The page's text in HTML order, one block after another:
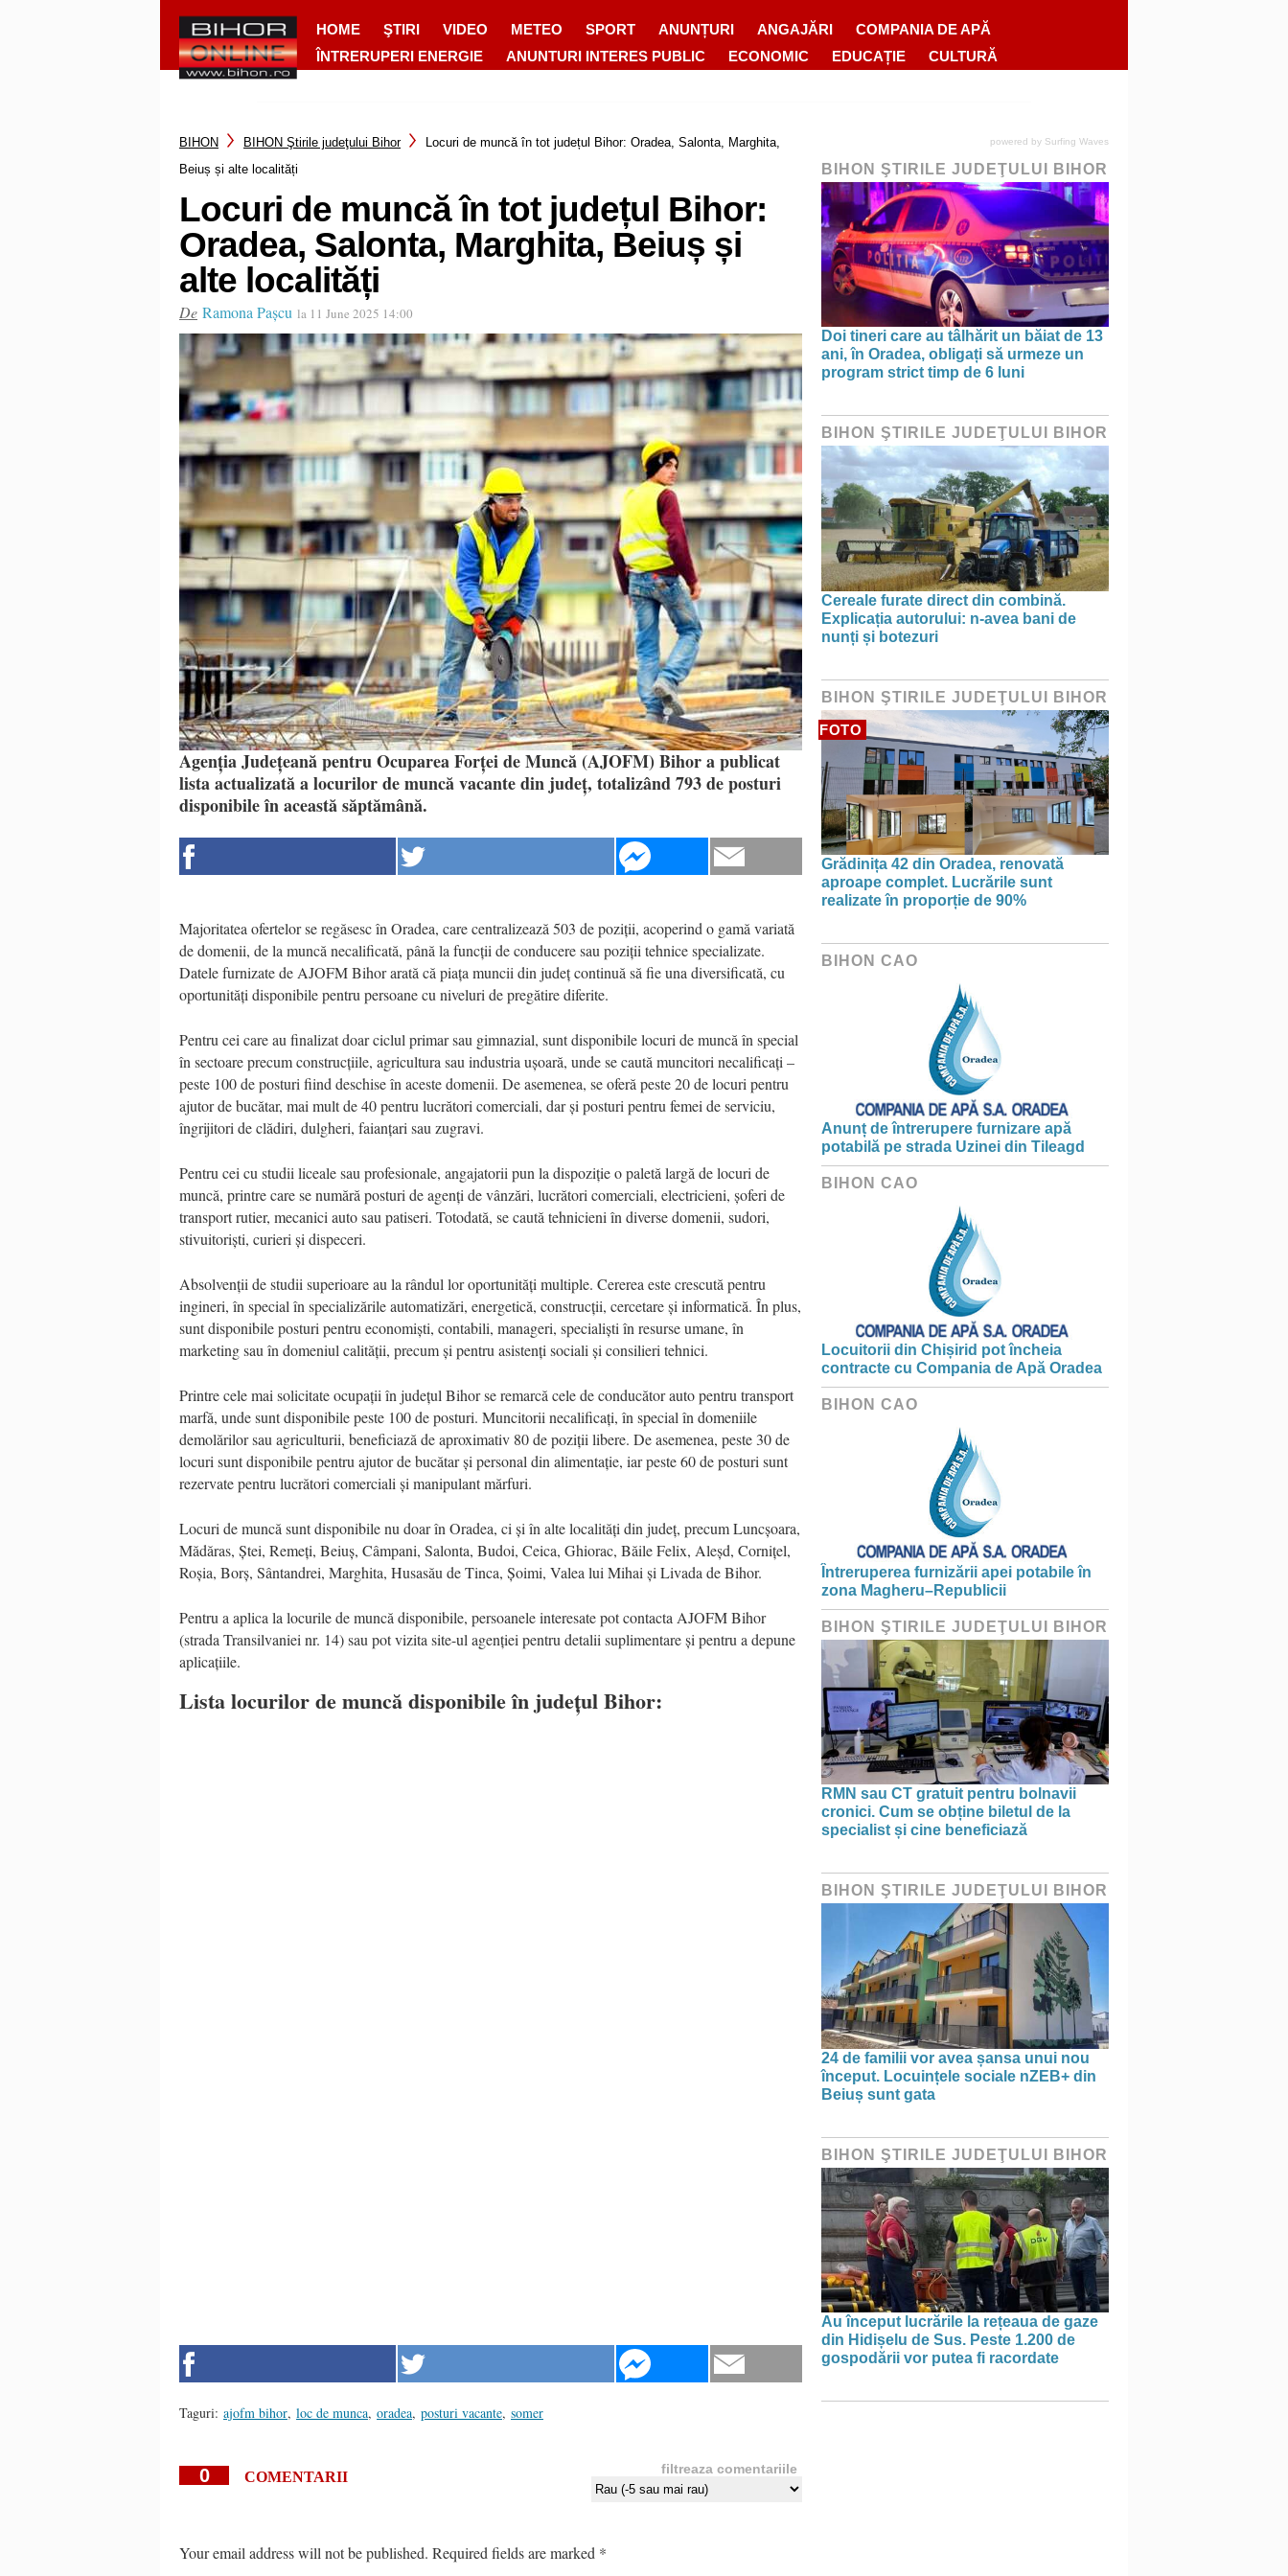
HOME ŞTIRI VIDEO METEO SPORT ANUNȚURI ANGAJĂRI
COMPANIA DE APĂ
ÎNTRERUPERI ENERGIE
ANUNTURI INTERES PUBLIC ECONOMIC EDUCAȚIE CULTURĂ
BIHON BIHON Ştirile judeţului Bihor
Locuri de muncă în tot județul Bihor: Oradea, Salonta, Marghita,
Beiuș și alte localități
Locuri de muncă în tot județul Bihor:
Oradea, Salonta, Marghita, Beiuș și
alte localități
De Ramona Pașcu la 11 June 2025 14:00
Agenția Județeană pentru Ocuparea Forței de Muncă (AJOFM) Bihor a publicat
lista actualizată a locurilor de muncă vacante din județ, totalizând 793 de posturi
disponibile în această săptămână.
Majoritatea ofertelor se regăsesc în Oradea, care centralizează 503 de poziții, acoperind o gamă variată
de domenii, de la muncă necalificată, până la funcții de conducere sau poziții tehnice specializate.
Datele furnizate de AJOFM Bihor arată că piața muncii din județ continuă să fie una diversificată, cu
oportunități disponibile pentru persoane cu niveluri de pregătire diferite.
Pentru cei care au finalizat doar ciclul primar sau gimnazial, sunt disponibile locuri de muncă în special
în sectoare precum construcțiile, agricultura sau industria ușoară, unde se caută muncitori necalificați –
peste 100 de posturi fiind deschise în aceste domenii. De asemenea, se oferă peste 20 de locuri pentru
ajutor de bucătar, mai mult de 40 pentru lucrători comerciali, dar și posturi pentru femei de serviciu,
îngrijitori de clădiri, dulgheri, faianțari sau zugravi.
Pentru cei cu studii liceale sau profesionale, angajatorii pun la dispoziție o paletă largă de locuri de
muncă, printre care se numără posturi de agenți de vânzări, lucrători comerciali, electricieni, șoferi de
transport rutier, mecanici auto sau patiseri. Totodată, se caută tehnicieni în diverse domenii, sudori,
stivuitoriști, curieri și dispeceri.
Absolvenții de studii superioare au la rândul lor oportunități multiple. Cererea este crescută pentru
ingineri, în special în specializările automatizări, energetică, construcții, cercetare și informatică. În plus,
sunt disponibile posturi pentru economiști, contabili, manageri, specialiști în resurse umane, în
marketing sau în domeniul calității, precum și pentru asistenți sociali și consilieri tehnici.
Printre cele mai solicitate ocupații în județul Bihor se remarcă cele de conducător auto pentru transport
marfă, unde sunt disponibile peste 100 de posturi. Muncitorii necalificați, în special în domeniile
demolărilor sau agriculturii, beneficiază de aproximativ 80 de poziții libere. De asemenea, peste 30 de
locuri sunt disponibile pentru ajutor de bucătar și personal din alimentație, iar peste 60 de posturi sunt
rezervate pentru lucrători comerciali și manipulant mărfuri.
Locuri de muncă sunt disponibile nu doar în Oradea, ci și în alte localități din județ, precum Luncșoara,
Mădăras, Ștei, Remeți, Beiuș, Câmpani, Salonta, Budoi, Ceica, Ghiorac, Băile Felix, Aleșd, Cornițel,
Roșia, Borș, Sântandrei, Marghita, Husasău de Tinca, Șoimi, Valea lui Mihai și Livada de Bihor.
Pentru a aplica la locurile de muncă disponibile, persoanele interesate pot contacta AJOFM Bihor
(strada Transilvaniei nr. 14) sau pot vizita site-ul agenției pentru detalii suplimentare și pentru a depune
aplicațiile.
Lista locurilor de muncă disponibile în județul Bihor:
Taguri: ajofm bihor, loc de munca, oradea, posturi vacante, somer
0 COMENTARII filtreaza comentariile
Your email address will not be published. Required fields are marked *
powered by Surfing Waves
BIHON ŞTIRILE JUDEŢULUI BIHOR
Doi tineri care au tâlhărit un băiat de 13
ani, în Oradea, obligați să urmeze un
program strict timp de 6 luni
BIHON ŞTIRILE JUDEŢULUI BIHOR
Cereale furate direct din combină.
Explicația autorului: n-avea bani de
nunți și botezuri
BIHON ŞTIRILE JUDEŢULUI BIHOR
FOTO
Grădinița 42 din Oradea, renovată
aproape complet. Lucrările sunt
realizate în proporție de 90%
BIHON CAO
Anunț de întrerupere furnizare apă
potabilă pe strada Uzinei din Tileagd
BIHON CAO
Locuitorii din Chișirid pot încheia
contracte cu Compania de Apă Oradea
BIHON CAO
Întreruperea furnizării apei potabile în
zona Magheru–Republicii
BIHON ŞTIRILE JUDEŢULUI BIHOR
RMN sau CT gratuit pentru bolnavii
cronici. Cum se obține biletul de la
specialist și cine beneficiază
BIHON ŞTIRILE JUDEŢULUI BIHOR
24 de familii vor avea șansa unui nou
început. Locuințele sociale nZEB+ din
Beiuș sunt gata
BIHON ŞTIRILE JUDEŢULUI BIHOR
Au început lucrările la rețeaua de gaze
din Hidișelu de Sus. Peste 1.200 de
gospodării vor putea fi racordate